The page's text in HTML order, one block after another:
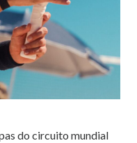
do circuito mundial